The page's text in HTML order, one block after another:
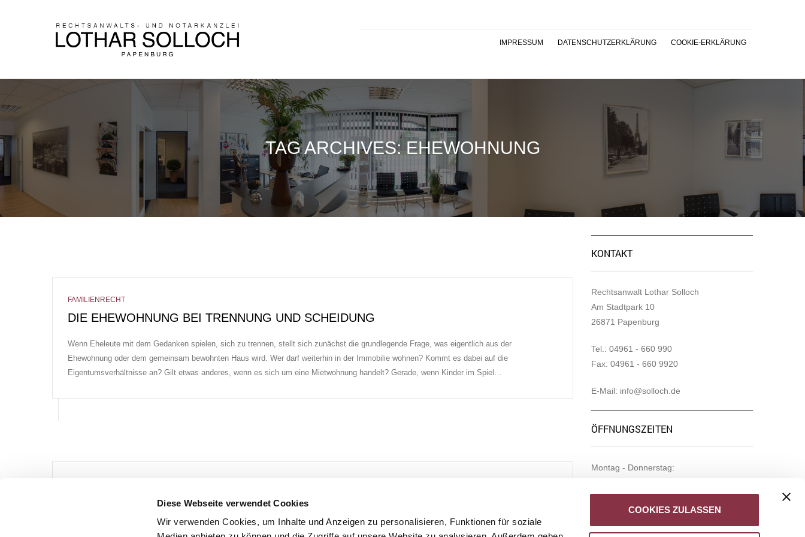
Diese Webseite verwendet Cookies
Wir verwenden Cookies, um Inhalte und Anzeigen zu personalisieren, Funktionen für soziale
COOKIES ZULASSEN
IMPRESSUM DATENSCHUTZERKLÄRUNG COOKIE-ERKLÄRUNG
TAG ARCHIVES: EHEWOHNUNG
FAMILIENRECHT
DIE EHEWOHNUNG BEI TRENNUNG UND SCHEIDUNG
Wenn Eheleute mit dem Gedanken spielen, sich zu trennen, stellt sich zunächst die grundlegende Frage, was eigentlich aus der
Ehewohnung oder dem gemeinsam bewohnten Haus wird. Wer darf weiterhin in der Immobilie wohnen? Kommt es dabei auf die
Eigentumsverhältnisse an? Gilt etwas anderes, wenn es sich um eine Mietwohnung handelt? Gerade, wenn Kinder im Spiel…
ZEITLICHE GRENZE DES ANSPRUCHS AUF NACHEHEZEITLICHE ÜBERLASSUNG DER
KONTAKT
Rechtsanwalt Lothar Solloch
Am Stadtpark 10
26871 Papenburg
Tel.: 04961 - 660 990
Fax: 04961 - 660 9920
E-Mail: info@solloch.de
ÖFFNUNGSZEITEN
Montag - Donnerstag:
Freitag: